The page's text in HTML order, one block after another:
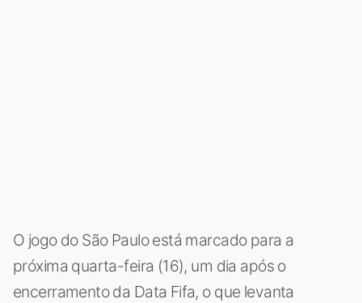
O jogo do São Paulo está marcado para a
próxima quarta-feira (16), um dia após o
encerramento da Data Fifa, o que levanta